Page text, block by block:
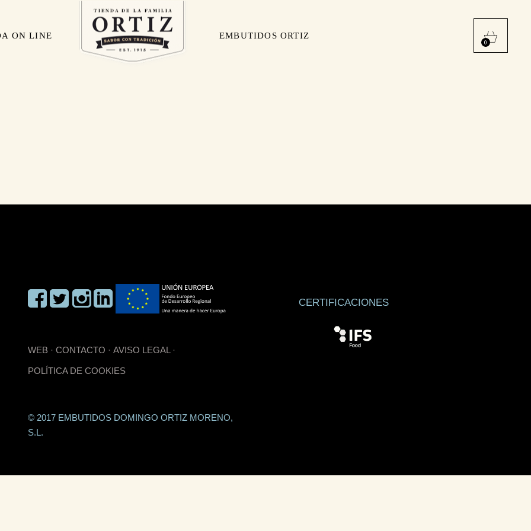
ON LINE EMBUTIDOS ORTIZ
0
WEB · CONTACTO · AVISO LEGAL ·
POLÍTICA DE COOKIES
© 2017 EMBUTIDOS DOMINGO ORTIZ MORENO,
S.L.
CERTIFICACIONES